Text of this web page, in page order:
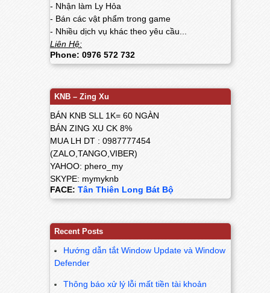
- Nhận làm Ly Hỏa
- Bán các vật phẩm trong game
- Nhiều dịch vụ khác theo yêu cầu...
Liên Hệ:
Phone: 0976 572 732
KNB – Zing Xu
BÁN KNB SLL 1K= 60 NGÀN
BÁN ZING XU CK 8%
MUA LH DT : 0987777454
(ZALO,TANGO,VIBER)
YAHOO: phero_my
SKYPE: mymyknb
FACE: Tân Thiên Long Bát Bộ
Recent Posts
Hướng dẫn tắt Window Update và Window
Defender
Thông báo xử lý lỗi mất tiền tài khoản